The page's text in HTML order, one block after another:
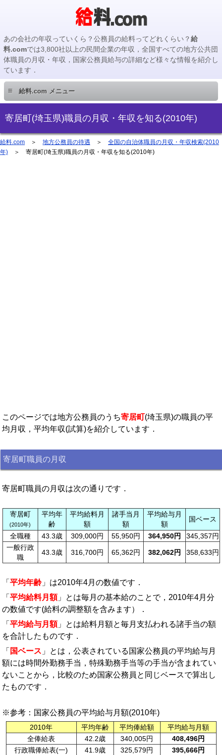
あの会社の年収っていくら？公務員の給料ってどれくらい？給
料.comでは3,800社以上の民間企業の年収，全国すべての地方公共団
体職員の月収・年収，国家公務員給与の詳細など様々な情報を紹介し
ています．
≡ 給料.com メニュー
民間企業編
国家公務員編
寄居町(埼玉県)職員の月収・年収を知る(2010年)
給料.com ＞ 地方公務員の待遇 ＞ 全国の自治体職員の月収・年収検索(2010
年) ＞ 寄居町(埼玉県)職員の月収・年収を知る(2010年)
このページでは地方公務員のうち寄居町(埼玉県)の職員の平
均月収，平均年収(試算)を紹介しています．
寄居町職員の月収
寄居町職員の月収は次の通りです．
寄居町
(2010年)
平均年
齢
平均給料月
額
諸手当月
額
平均給与月
額
国ベース
全職種 43.3歳 309,000円 55,950円 364,950円
345,357円
一般行政
職
43.3歳 316,700円 65,362円 382,062円 358,633円
「 平均年齢 」は2010年4月の数値です．
「 平均給料月額」とは毎月の基本給のことで，2010年4月分
の数値です(給料の調整額を含みます）．
「 平均給与月額」とは給料月額と毎月支払われる諸手当の額
を合計したものです．
「 国ベース 」とは，公表されている国家公務員の平均給与月
額には時間外勤務手当，特殊勤務手当等の手当が含まれてい
ないことから，比較のため国家公務員と同じベースで算出し
たものです．
※参考：国家公務員の平均給与月額(2010年)
2010年 平均年齢 平均俸給額
平均給与月額
全俸給表
42.2歳 340,005円
408,496円
行政職俸給表(一)
41.9歳 325,579円 395,666円